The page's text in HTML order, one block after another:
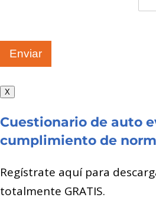
Enviar
X
Cuestionario de auto
cumplimiento de
Regístrate aquí para
totalmente GRATIS.